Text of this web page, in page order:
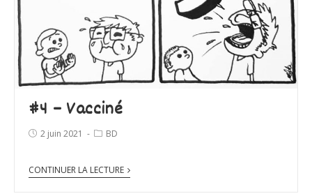
#4 – Vacciné
2 juin 2021 BD
CONTINUER LA LECTURE